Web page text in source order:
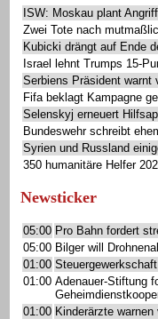
ISW: Moskau plant
Zwei Tote nach
Kubicki drängt auf Ende
Israel lehnt Trumps 15-
Serbiens Präsident warnt
Fifa beklagt Kampagne
Selenskyj erneuert
Bundeswehr schreibt
Syrien und Russland
350 humanitäre Helfer
Newsticker
05:00 Pro Bahn fordert
05:00 Bilger will
01:00
01:00 Adenauer-Stiftung
01:00 Kinderärzte